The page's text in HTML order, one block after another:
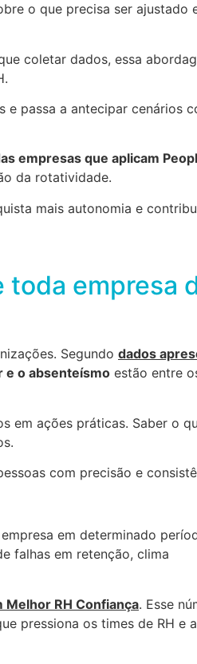
o que precisa ser ajustado
coletar dados, essa
e passa a antecipar cenários
empresas que aplicam
da rotatividade.
mais autonomia e
toda empresa
Segundo dados
e o absenteísmo estão entre
em ações práticas. Saber o
com precisão e
em determinado
falhas em retenção, clima
Melhor RH Confiança. Esse
pressiona os times de RH e